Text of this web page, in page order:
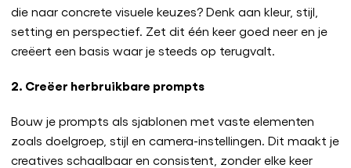
die naar concrete visuele keuzes? Denk aan kleur, stijl,
setting en perspectief. Zet dit één keer goed neer en je
creëert een basis waar je steeds op terugvalt.
2. Creëer herbruikbare prompts
Bouw je prompts als sjablonen met vaste elementen
zoals doelgroep, stijl en camera-instellingen. Dit maakt je
creatives schaalbaar en consistent, zonder elke keer